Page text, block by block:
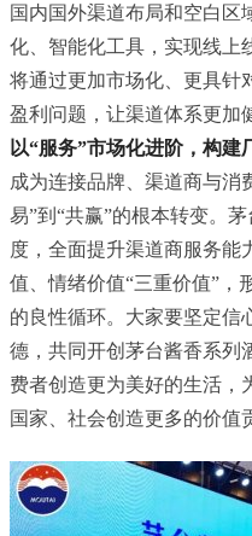
国内国外渠道布局和空白区
化、智能化工具，实现线上
将通过更加市场化、更具针
盈利问题，让渠道体系更加
以“服务”市场化进阶，构建
成为连接品牌、渠道商与消
易”到“共赢”的根本转变。
度，全面提升渠道商服务能
值、情绪价值“三重价值”，
的良性循环。大家要坚定信
德，共同开创茅台酱香系列
费者创造更为美好的生活，
国家、社会创造更多的价值